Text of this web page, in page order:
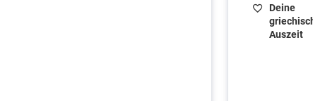
Deine
Auszeit